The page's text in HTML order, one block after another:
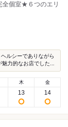
全個室★６つのエリ
ルシーでありながら
力的なお店でした...
木
13
金
14